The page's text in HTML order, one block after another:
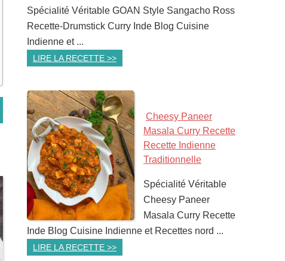
Spécialité Véritable GOAN Style Sangacho Ross
Recette-Drumstick Curry Inde Blog Cuisine
Indienne et ...
LIRE LA RECETTE >>
Cheesy Paneer
Masala Curry Recette
Recette Indienne
Traditionnelle
Spécialité Véritable
Cheesy Paneer
Masala Curry Recette
Inde Blog Cuisine Indienne et Recettes nord ...
LIRE LA RECETTE >>